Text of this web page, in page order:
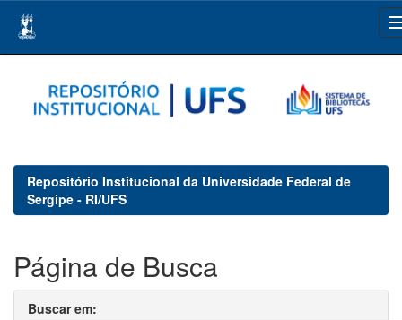
navigation
Repositório Institucional da Universidade Federal de
Sergipe - RI/UFS
Página de Busca
Buscar em: